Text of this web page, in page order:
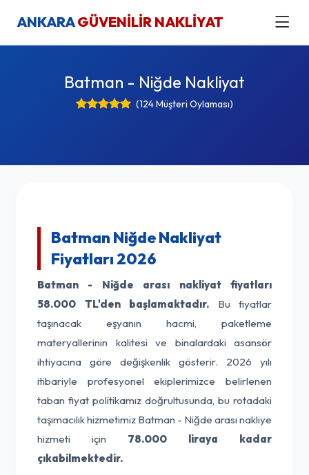
ANKARAGÜVENİLİR NAKLİYAT
Batman - Niğde Nakliyat
(124 Müşteri Oylaması)
Batman Niğde Nakliyat
Fiyatları 2026
Batman - Niğde arası nakliyat fiyatları
58.000 TL'den başlamaktadır. Bu fiyatlar
taşınacak eşyanın hacmi, paketleme
materyallerinin kalitesi ve binalardaki asansör
ihtiyacına göre değişkenlik gösterir. 2026 yılı
itibariyle profesyonel ekiplerimizce belirlenen
taban fiyat politikamız doğrultusunda, bu rotadaki
taşımacılık hizmetimiz Batman - Niğde arası nakliye
hizmeti için 78.000 liraya kadar
çıkabilmektedir.